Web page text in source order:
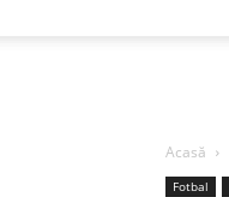
Acasă
Fotbal